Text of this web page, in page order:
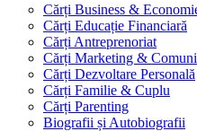
Cărți Business &
Cărți Educație Financiară
Cărți Antreprenoriat
Cărți Marketing &
Cărți Dezvoltare Personală
Cărți Familie & Cuplu
Cărți Parenting
Biografii și Autobiografii